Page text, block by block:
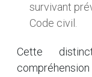
survivant
Code civil.
Cette
compréhension